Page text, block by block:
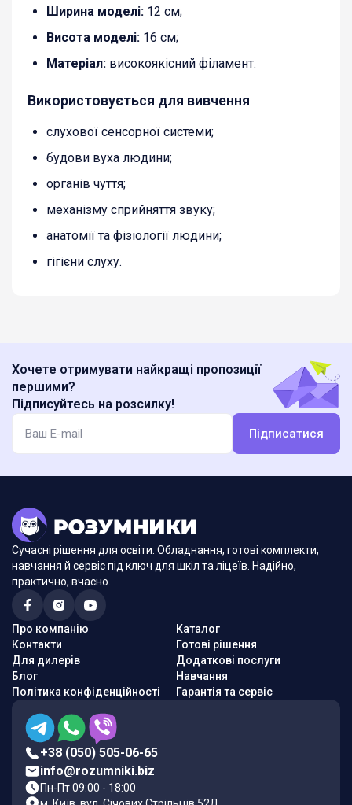
Ширина моделі: 12 см;
Висота моделі: 16 см;
Матеріал: високоякісний філамент.
Використовується для вивчення
слухової сенсорної системи;
будови вуха людини;
органів чуття;
механізму сприйняття звуку;
анатомії та фізіології людини;
гігієни слуху.
Хочете отримувати найкращі пропозиції
першими?
Підписуйтесь на розсилку!
Підписатися
Сучасні рішення для освіти. Обладнання, готові комплекти,
навчання й сервіс під ключ для шкіл та ліцеїв. Надійно,
практично, вчасно.
Про компанію
Контакти
Для дилерів
Блог
Політика конфіденційності
Каталог
Готові рішення
Додаткові послуги
Навчання
Гарантія та сервіс
+38 (050) 505-06-65
info@rozumniki.biz
Пн-Пт 09:00 - 18:00